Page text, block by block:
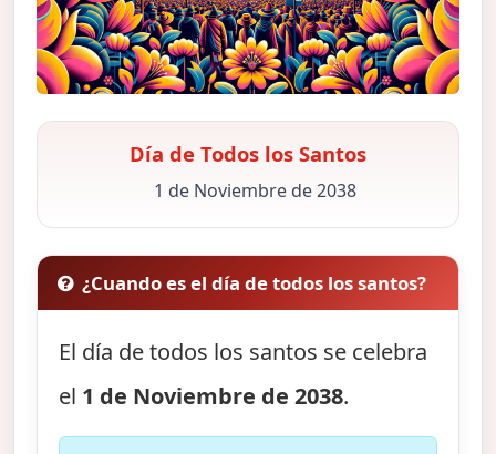
Día de Todos los Santos
1 de Noviembre de 2038
¿Cuando es el día de todos los santos?
El día de todos los santos se celebra
el 1 de Noviembre de 2038.